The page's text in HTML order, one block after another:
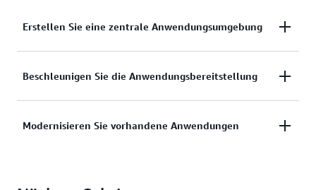
Erstellen Sie eine zentrale Anwendungsumgebung
Nahtlose Erstellung, Bereitstellung und Ausführung
Laufzeiten, Entwickler-Tools und kontinuierlicher
Beschleunigen Sie die Anwendungsbereitstellung
Erstellen Sie standardisierte
Modernisieren Sie vorhandene Anwendungen